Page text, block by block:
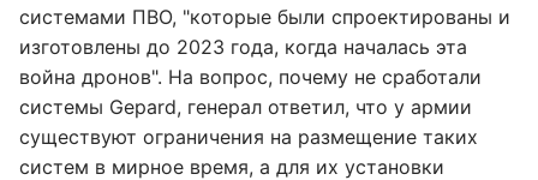
системами ПВО, "которые были спроектированы и
изготовлены до 2023 года, когда началась эта
война дронов". На вопрос, почему не сработали
системы Gepard, генерал ответил, что у армии
существуют ограничения на размещение таких
систем в мирное время, а для их установки